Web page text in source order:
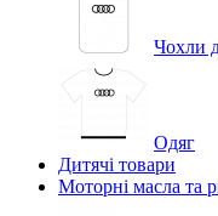
Чохли
Одяг
Дитячі товари
Моторні масла та